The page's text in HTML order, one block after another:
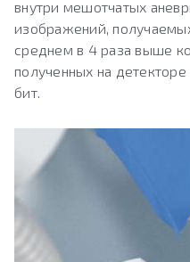
внутри мешотчатых
изображений,
среднем в 4 раза выше
полученных на
бит.